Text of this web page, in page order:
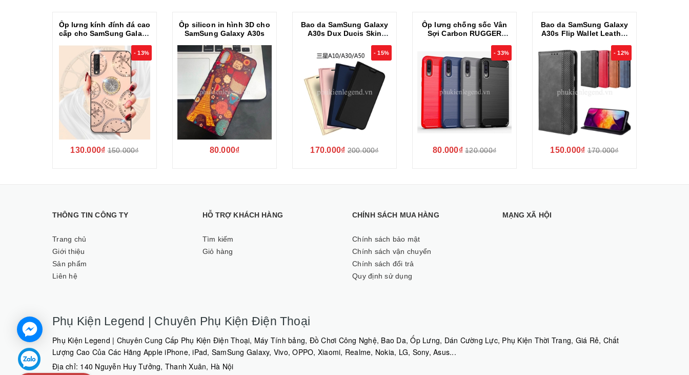
Ốp lưng kính đính đá cao
cấp cho SamSung Galaxy
- 13%
130.000₫ 150.000₫
Ốp silicon in hình 3D cho
SamSung Galaxy A30s
80.000₫
Bao da SamSung Galaxy
A30s Dux Ducis Skin
- 15%
170.000₫ 200.000₫
Ốp lưng chống sốc Vân
Sợi Carbon RUGGER
- 33%
80.000₫ 120.000₫
Bao da SamSung Galaxy
A30s Flip Wallet Leather
- 12%
150.000₫ 170.000₫
THÔNG TIN CÔNG TY
Trang chủ
Giới thiệu
Sản phẩm
Liên hệ
HỖ TRỢ KHÁCH HÀNG
Tìm kiếm
Giỏ hàng
CHÍNH SÁCH MUA HÀNG
Chính sách bảo mật
Chính sách vận chuyển
Chính sách đổi trả
Quy định sử dụng
MẠNG XÃ HỘI
Phụ Kiện Legend | Chuyên Phụ Kiện Điện Thoại
Phụ Kiện Legend | Chuyên Cung Cấp Phụ Kiện Điện Thoại, Máy Tính bảng, Đồ Chơi Công Nghệ, Bao Da, Ốp Lưng, Dán Cường Lực, Phụ Kiện Thời Trang, Giá Rẻ, Chất
Lượng Cao Của Các Hãng Apple iPhone, iPad, SamSung Galaxy, Vivo, OPPO, Xiaomi, Realme, Nokia, LG, Sony, Asus...
Địa chỉ: 140 Nguyễn Huy Tưởng, Thanh Xuân, Hà Nội